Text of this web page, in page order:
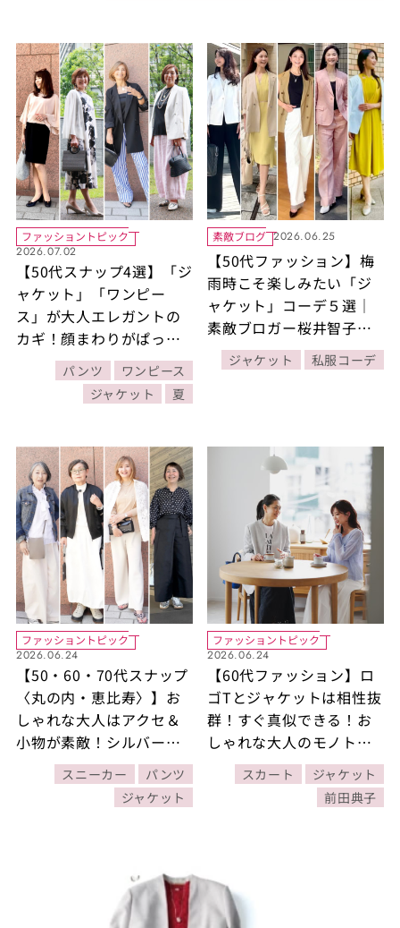
ファッショントピック
2026.07.02
【50代スナップ4選】「ジ
ャケット」「ワンピー
ス」が大人エレガントの
カギ！顔まわりがぱっと
華やぐ大人のアクセ使い
にも注目！
パンツ
ワンピース
ジャケット
夏
素敵ブログ 2026.06.25
【50代ファッション】梅
雨時こそ楽しみたい「ジ
ャケット」コーデ５選｜
素敵ブロガー桜井智子さ
ん ジャケット 私服コーデ
ファッショントピック
2026.06.24
【50・60・70代スナップ
〈丸の内・恵比寿〉】お
しゃれな大人はアクセ＆
小物が素敵！シルバー、
レオパード柄、やわらか
グレーのアイテムでコー
スニーカー
パンツ
ジャケット
ファッショントピック
2026.06.24
【60代ファッション】ロ
ゴTとジャケットは相性抜
群！すぐ真似できる！お
しゃれな大人のモノトー
ンコーデ【30日着まわし
コーデDAY24】
スカート
ジャケット
前田典子